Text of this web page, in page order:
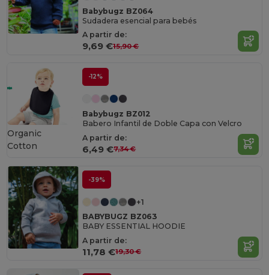
Babybugz BZ064
Sudadera esencial para bebés
A partir de:
9,69 €15,90 €
-12%
Babybugz BZ012
Babero Infantil de Doble Capa con Velcro
A partir de:
6,49 €7,34 €
Organic
Cotton
-39%
+1
BABYBUGZ BZ063
BABY ESSENTIAL HOODIE
A partir de:
11,78 €19,30 €